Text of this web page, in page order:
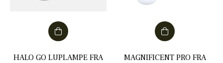
HALO GO LUPLAMPE FRA
MAGNIFICENT PRO FRA